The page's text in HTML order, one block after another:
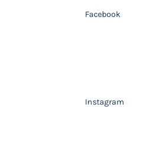
Facebook
Instagram